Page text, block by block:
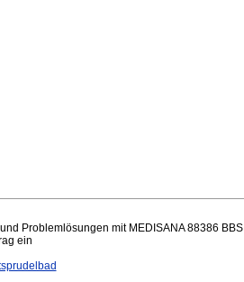
Problemlösungen mit MEDISANA 88386 BBS
ein